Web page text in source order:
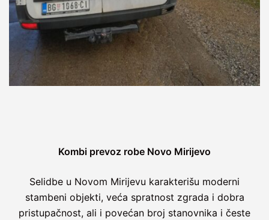
Kombi prevoz robe Novo Mirijevo
Selidbe u Novom Mirijevu karakterišu moderni
stambeni objekti, veća spratnost zgrada i dobra
pristupačnost, ali i povećan broj stanovnika i česte